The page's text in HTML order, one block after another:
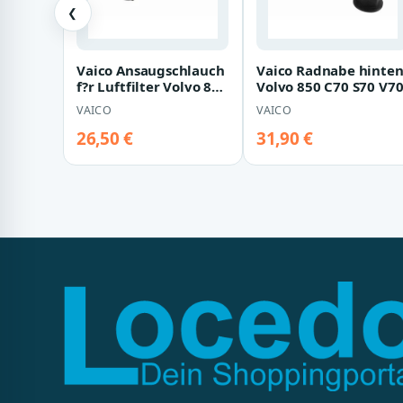
❮
Vaico Ansaugschlauch
f?r Luftfilter Volvo 850
S70 V70 2,4
VAICO
26,50 €
Vaico Radnabe hinten
Volvo 850 C70 S70 V70
VAICO
31,90 €